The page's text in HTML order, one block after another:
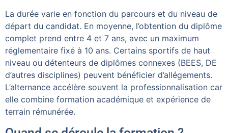
La durée varie en fonction du parcours et du niveau de
départ du candidat. En moyenne, l’obtention du diplôme
complet prend entre 4 et 7 ans, avec un maximum
réglementaire fixé à 10 ans. Certains sportifs de haut
niveau ou détenteurs de diplômes connexes (BEES, DE
d’autres disciplines) peuvent bénéficier d’allégements.
L’alternance accélère souvent la professionnalisation car
elle combine formation académique et expérience de
terrain rémunérée.